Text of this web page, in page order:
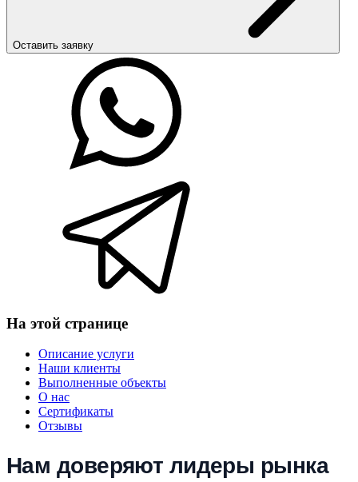
Оставить заявку
На этой странице
Описание услуги
Наши клиенты
Выполненные объекты
О нас
Сертификаты
Отзывы
Нам доверяют лидеры рынка